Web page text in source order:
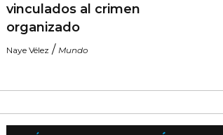
vinculados al crimen
organizado
Naye Vélez / Mundo